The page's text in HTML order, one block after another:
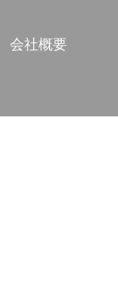
会社概要